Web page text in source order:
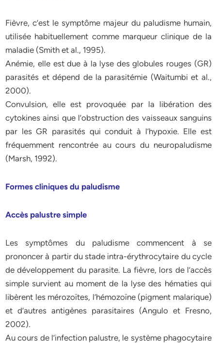
Fièvre, c’est le symptôme majeur du paludisme humain,
utilisée habituellement comme marqueur clinique de la
maladie (Smith et al., 1995).
Anémie, elle est due à la lyse des globules rouges (GR)
parasités et dépend de la parasitémie (Waitumbi et al.,
2000).
Convulsion, elle est provoquée par la libération des
cytokines ainsi que l’obstruction des vaisseaux sanguins
par les GR parasités qui conduit à l’hypoxie. Elle est
fréquemment rencontrée au cours du neuropaludisme
(Marsh, 1992).
Formes cliniques du paludisme
Accès palustre simple
Les symptômes du paludisme commencent à se
prononcer à partir du stade intra-érythrocytaire du cycle
de développement du parasite. La fièvre, lors de l’accès
simple survient au moment de la lyse des hématies qui
libèrent les mérozoïtes, l’hémozoïne (pigment malarique)
et d’autres antigènes parasitaires (Angulo et Fresno,
2002).
Au cours de l’infection palustre, le système phagocytaire